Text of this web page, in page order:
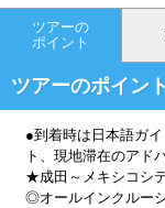
ツアーの
ポイント
ツアーのポイント
●到着時は日本語ガ
ト、現地滞在のアド
★成田～メキシコシ
◎オールインクルー